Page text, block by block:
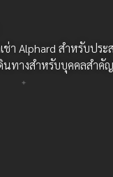
ช่า Alphard สำหรับปร
ดินทางสำหรับบุคคลสำ